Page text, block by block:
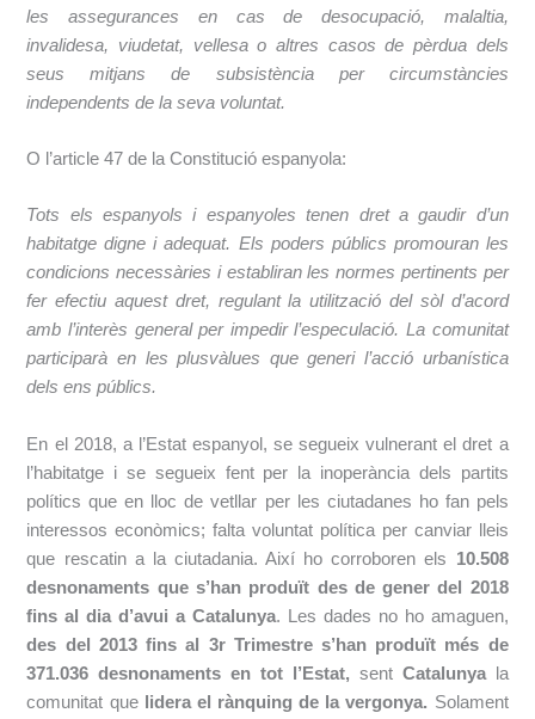
les assegurances en cas de desocupació, malaltia,
invalidesa, viudetat, vellesa o altres casos de pèrdua dels
seus mitjans de subsistència per circumstàncies
independents de la seva voluntat.
O l’article 47 de la Constitució espanyola:
Tots els espanyols i espanyoles tenen dret a gaudir d’un
habitatge digne i adequat. Els poders públics promouran les
condicions necessàries i establiran les normes pertinents per
fer efectiu aquest dret, regulant la utilització del sòl d’acord
amb l’interès general per impedir l’especulació. La comunitat
participarà en les plusvàlues que generi l’acció urbanística
dels ens públics.
En el 2018, a l’Estat espanyol, se segueix vulnerant el dret a
l’habitatge i se segueix fent per la inoperància dels partits
polítics que en lloc de vetllar per les ciutadanes ho fan pels
interessos econòmics; falta voluntat política per canviar lleis
que rescatin a la ciutadania. Així ho corroboren els 10.508
desnonaments que s’han produït des de gener del 2018
fins al dia d’avui a Catalunya. Les dades no ho amaguen,
des del 2013 fins al 3r Trimestre s’han produït més de
371.036 desnonaments en tot l’Estat, sent Catalunyala
comunitat que
lidera el rànquing de la vergonya. Solament